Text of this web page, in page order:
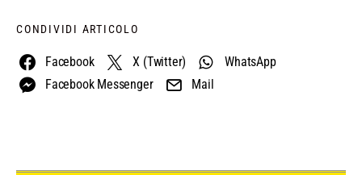
CONDIVIDI ARTICOLO
Facebook X (Twitter)
WhatsApp
Facebook Messenger
Mail